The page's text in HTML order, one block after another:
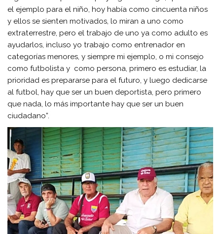
el ejemplo para el niño, hoy había como cincuenta niños
y ellos se sienten motivados, lo miran a uno como
extraterrestre, pero el trabajo de uno ya como adulto es
ayudarlos, incluso yo trabajo como entrenador en
categorías menores, y siempre mi ejemplo, o mi consejo
como futbolista y como persona, primero es estudiar, la
prioridad es prepararse para el futuro, y luego dedicarse
al futbol, hay que ser un buen deportista, pero primero
que nada, lo más importante hay que ser un buen
ciudadano”.